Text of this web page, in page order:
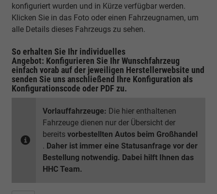
konfiguriert wurden und in Kürze verfügbar werden.
Klicken Sie in das Foto oder einen Fahrzeugnamen, um
alle Details dieses Fahrzeugs zu sehen.
So erhalten Sie Ihr individuelles
Angebot: Konfigurieren Sie Ihr Wunschfahrzeug
einfach vorab auf der jeweiligen Herstellerwebsite und
senden Sie uns anschließend Ihre Konfiguration als
Konfigurationscode oder PDF zu.
Vorlauffahrzeuge: Die hier enthaltenen
Fahrzeuge dienen nur der Übersicht der
bereits vorbestellten Autos beim Großhandel
. Daher ist immer eine Statusanfrage vor der
Bestellung notwendig. Dabei hilft Ihnen das
HHC Team.